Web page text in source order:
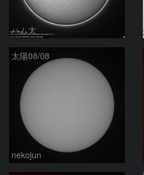
ハム太
太陽08/08
nekojun